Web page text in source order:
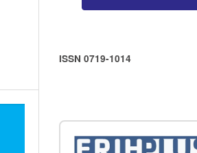
ISSN 0719-1014